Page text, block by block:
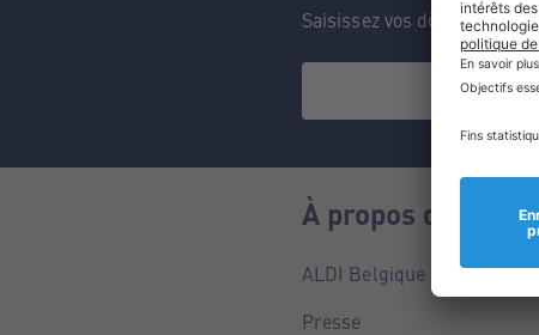
Saisissez vos données et
À propos de nous
ALDI Belgique
Presse